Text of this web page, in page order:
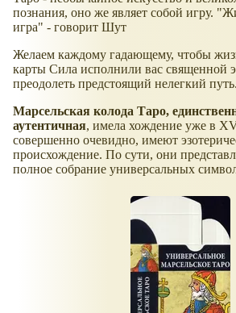
познания, оно же являет собой игру.
игра" - говорит Шут
Желаем каждому гадающему, чтобы
карты Сила исполнили вас священной
преодолеть предстоящий нелегкий
Марсельская колода Таро,
аутентичная, имела хождение уже в
совершенно очевидно, имеют
происхождение. По сути, они
полное собрание универсальных